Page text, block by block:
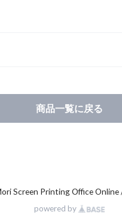
商品一覧に戻る
Screen Printing Office
powered by